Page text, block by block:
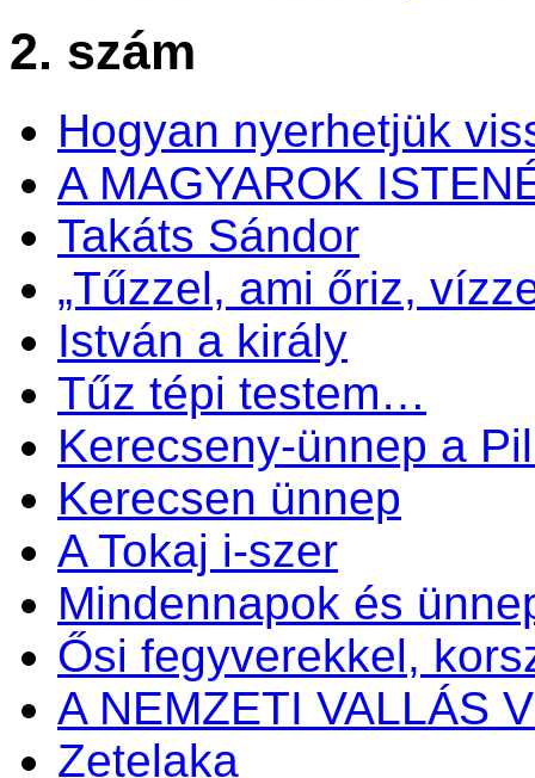
2. szám
Hogyan nyerhetjük
A MAGYAROK
Takáts Sándor
„Tűzzel, ami őriz,
István a király
Tűz tépi testem…
Kerecseny-ünnep a
Kerecsen ünnep
A Tokaj i-szer
Mindennapok és
Ősi fegyverekkel,
A NEMZETI VALLÁS
Zetelaka